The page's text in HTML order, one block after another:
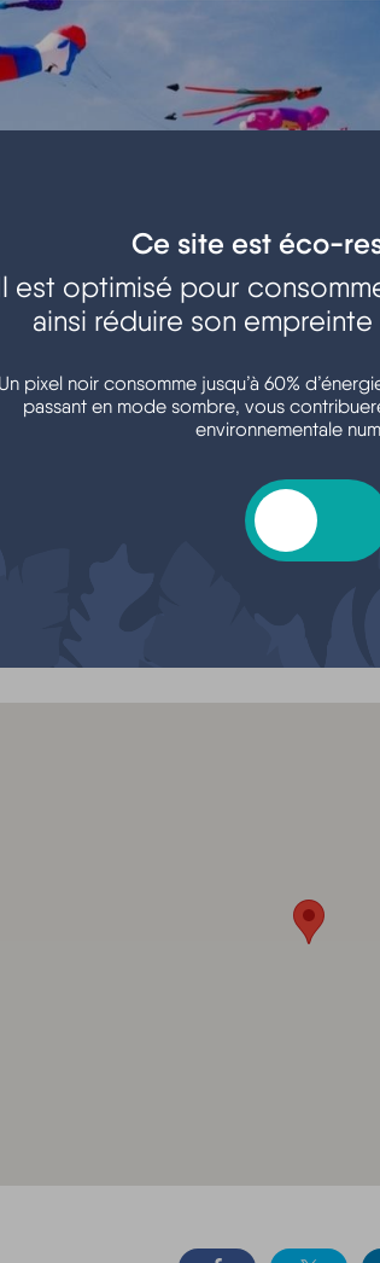
à tous, de 7 à 77 ans
(payants)
Ce site est éco-
est optimisé pour
ainsi réduire son
Un pixel noir consomme jusqu’à 60%
passant en mode sombre, vous
environnementale